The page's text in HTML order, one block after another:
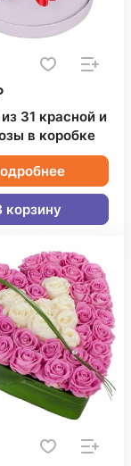
31 красной и
в коробке
корзину